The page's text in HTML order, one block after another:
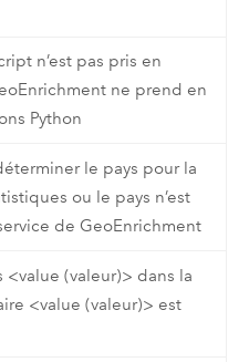
n’est pas pris en
ne prend en
Python
le pays pour la
ou le pays n’est
de GeoEnrichment
(valeur)> dans la
<value (valeur)> est